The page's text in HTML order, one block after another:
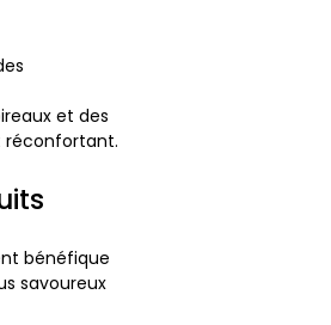
et des
réconfortant.
bénéfique
savoureux